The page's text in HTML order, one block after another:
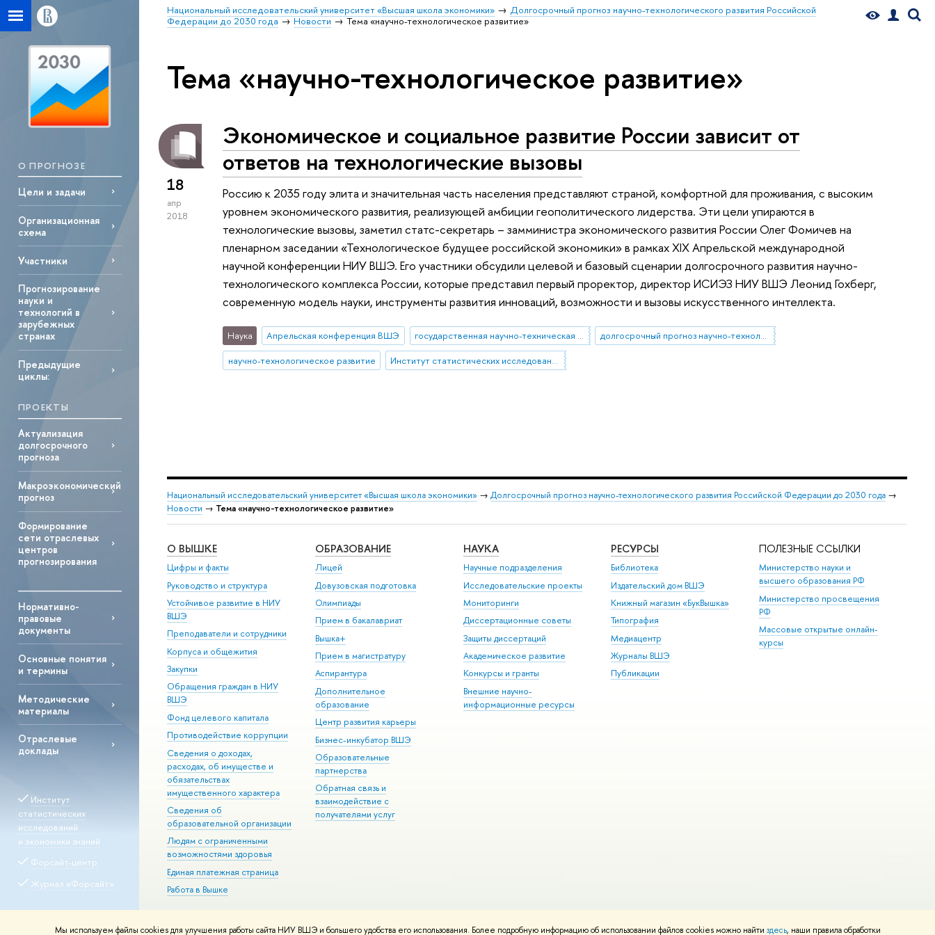
Мы используем файлы cookies для улучшения работы сайта НИУ ВШЭ и большего удобства его использования. Более подробную информацию об использовании файлов cookies можно найти здесь, наши правила обработки
Национальный исследовательский университет «Высшая школа экономики»
Долгосрочный прогноз научно-технологического развития Российской
Федерации до 2030 года
Новости Тема «научно-технологическое развитие»
О ПРОГНОЗЕ
Цели и задачи
Организационная
схема
Участники
Прогнозирование
науки и
технологий в
зарубежных
странах
Предыдущие
циклы:
ПРОЕКТЫ
Актуализация
долгосрочного
прогноза
Макроэкономический
прогноз
Формирование
сети отраслевых
центров
прогнозирования
Нормативно-
правовые
документы
Основные понятия
и термины
Методические
материалы
Отраслевые
доклады
Институт
статистических
исследований
и экономики знаний
Форсайт-центр
Журнал «Форсайт»
Тема «научно-технологическое развитие»
18
апр
2018
Экономическое и социальное развитие России зависит от
ответов на технологические вызовы
Россию к 2035 году элита и значительная часть населения представляют страной, комфортной для проживания, с высоким
уровнем экономического развития, реализующей амбиции геополитического лидерства. Эти цели упираются в
технологические вызовы, заметил статс-секретарь – замминистра экономического развития России Олег Фомичев на
пленарном заседании «Технологическое будущее российской экономики» в рамках XIX Апрельской международной
научной конференции НИУ ВШЭ. Его участники обсудили целевой и базовый сценарии долгосрочного развития научно-
технологического комплекса России, которые представил первый проректор, директор ИСИЭЗ НИУ ВШЭ Леонид Гохберг,
современную модель науки, инструменты развития инноваций, возможности и вызовы искусственного интеллекта.
Наука Апрельская конференция ВШЭ государственная научно-техническая политика
долгосрочный прогноз научно-технологического развития
научно-технологическое развитие
Институт статистических исследований и экономики знаний
Национальный исследовательский университет «Высшая школа экономики» → Долгосрочный прогноз научно-технологического развития Российской Федерации до 2030 года →
Новости → Тема «научно-технологическое развитие»
О ВЫШКЕ
Цифры и факты
Руководство и структура
Устойчивое развитие в НИУ
ВШЭ
Преподаватели и сотрудники
Корпуса и общежития
Закупки
Обращения граждан в НИУ
ВШЭ
Фонд целевого капитала
Противодействие коррупции
Сведения о доходах,
расходах, об имуществе и
обязательствах
имущественного характера
Сведения об
образовательной организации
Людям с ограниченными
возможностями здоровья
Единая платежная страница
Работа в Вышке
ОБРАЗОВАНИЕ
Лицей
Довузовская подготовка
Олимпиады
Прием в бакалавриат
Вышка+
Прием в магистратуру
Аспирантура
Дополнительное
образование
Центр развития карьеры
Бизнес-инкубатор ВШЭ
Образовательные
партнерства
Обратная связь и
взаимодействие с
получателями услуг
НАУКА
Научные подразделения
Исследовательские проекты
Мониторинги
Диссертационные советы
Защиты диссертаций
Академическое развитие
Конкурсы и гранты
Внешние научно-
информационные ресурсы
РЕСУРСЫ
Библиотека
Издательский дом ВШЭ
Книжный магазин «БукВышка»
Типография
Медиацентр
Журналы ВШЭ
Публикации
ПОЛЕЗНЫЕ ССЫЛКИ
Министерство науки и
высшего образования РФ
Министерство просвещения
РФ
Массовые открытые онлайн-
курсы
© НИУ ВШЭ 1993–2026 Адреса и контакты Условия использования материалов Политика конфиденциальности Карта сайта